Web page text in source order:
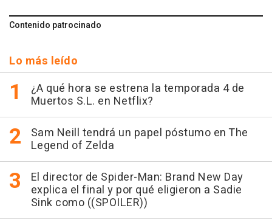
Contenido patrocinado
Lo más leído
¿A qué hora se estrena la temporada 4 de
Muertos S.L. en Netflix?
Sam Neill tendrá un papel póstumo en The
Legend of Zelda
El director de Spider-Man: Brand New Day
explica el final y por qué eligieron a Sadie
Sink como ((SPOILER))